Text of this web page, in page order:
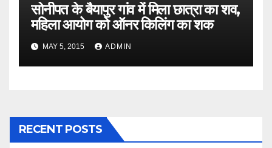
सोनीपत के बैयापुर गांव में मिला छात्रा का शव,
महिला आयोग को ऑनर किलिंग का शक
MAY 5, 2015 ADMIN
RECENT POSTS